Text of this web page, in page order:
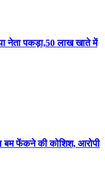
नेता पकड़ा,50 लाख खाते में
बम फेंकने की कोशिश, आरोपी